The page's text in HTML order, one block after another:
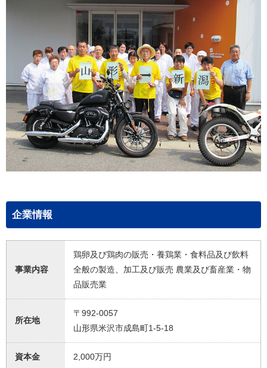
企業情報
事業内容
鶏卵及び鶏肉の販売・養鶏業・食料品及び飲料
全般の製造、加工及び販売 農業及び畜産業・物
品販売業
所在地
〒992-0057
山形県米沢市成島町1-5-18
資本金 2,000万円